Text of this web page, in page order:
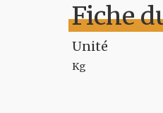
Fiche
Unité
Kg